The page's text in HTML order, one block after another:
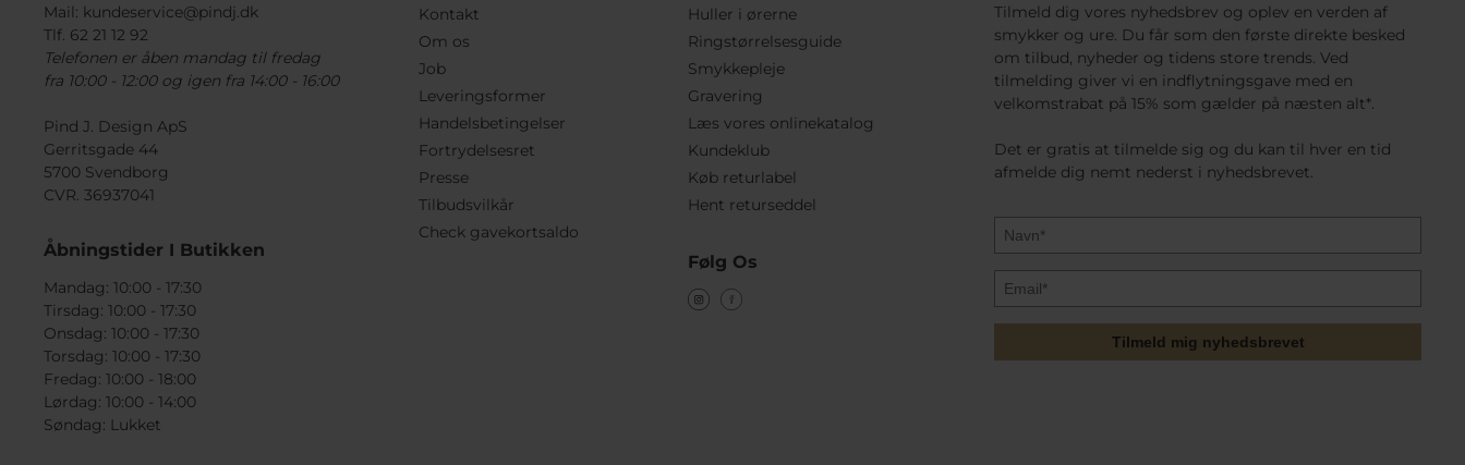
Mail: kundeservice@pindj.dk
Tlf. 62 21 12 92
Telefonen er åben mandag til fredag
fra 10:00 - 12:00 og igen fra 14:00 - 16:00
Pind J. Design ApS
Gerritsgade 44
5700 Svendborg
CVR. 36937041
Åbningstider I Butikken
Mandag: 10:00 - 17:30
Tirsdag: 10:00 - 17:30
Onsdag: 10:00 - 17:30
Torsdag: 10:00 - 17:30
Fredag: 10:00 - 18:00
Lørdag: 10:00 - 14:00
Søndag: Lukket
Kontakt
Om os
Job
Leveringsformer
Handelsbetingelser
Fortrydelsesret
Presse
Tilbudsvilkår
Check gavekortsaldo
Huller i ørerne
Ringstørrelsesguide
Smykkepleje
Gravering
Læs vores onlinekatalog
Kundeklub
Køb returlabel
Hent returseddel
Følg Os
Tilmeld dig vores nyhedsbrev og oplev en verden af
smykker og ure. Du får som den første direkte besked
om tilbud, nyheder og tidens store trends. Ved
tilmelding giver vi en indflytningsgave med en
velkomstrabat på 15% som gælder på næsten alt*.
Det er gratis at tilmelde sig og du kan til hver en tid
afmelde dig nemt nederst i nyhedsbrevet.
Tilmeld mig nyhedsbrevet